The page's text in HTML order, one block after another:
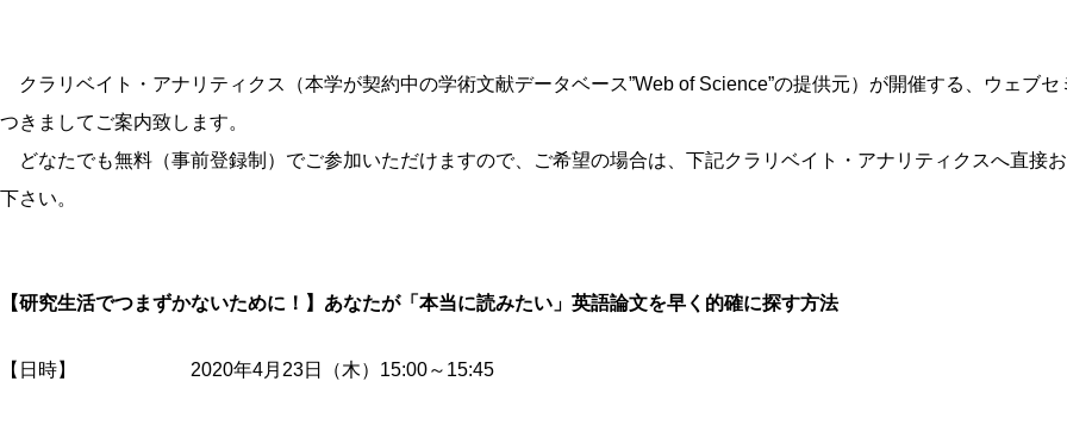
クラリベイト・アナリティクス（本学が契約中の学術文献データベース”Web of Science”の提供元）が開催する、ウェブセ
つきましてご案内致します。
どなたでも無料（事前登録制）でご参加いただけますので、ご希望の場合は、下記クラリベイト・アナリティクスへ直接
下さい。
【研究生活でつまずかないために！】あなたが「本当に読みたい」英語論文を早く的確に探す方法
【日時】 2020年4月23日（木）15:00～15:45